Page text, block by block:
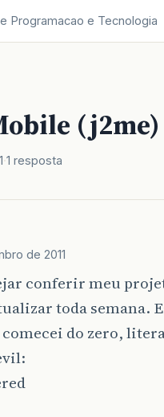
Programacao e Tecnologia
(j2me)
1 resposta
de 2011
conferir meu
toda semana.
do zero,